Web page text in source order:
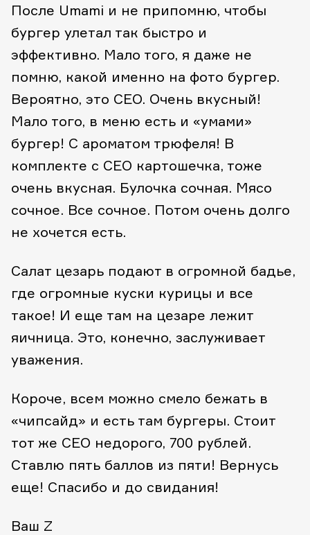
После Umami и не припомню, чтобы
бургер улетал так быстро и
эффективно. Мало того, я даже не
помню, какой именно на фото бургер.
Вероятно, это CEO. Очень вкусный!
Мало того, в меню есть и «умами»
бургер! С ароматом трюфеля! В
комплекте с CEO картошечка, тоже
очень вкусная. Булочка сочная. Мясо
сочное. Все сочное. Потом очень долго
не хочется есть.
Салат цезарь подают в огромной бадье,
где огромные куски курицы и все
такое! И еще там на цезаре лежит
яичница. Это, конечно, заслуживает
уважения.
Короче, всем можно смело бежать в
«чипсайд» и есть там бургеры. Стоит
тот же CEO недорого, 700 рублей.
Ставлю пять баллов из пяти! Вернусь
еще! Спасибо и до свидания!
Ваш Z